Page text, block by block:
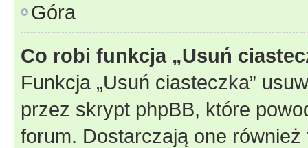
Góra
Co robi funkcja „Usuń
Funkcja „Usuń ciasteczka”
przez skrypt phpBB, które
forum. Dostarczają one